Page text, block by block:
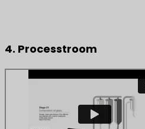
4. Processtroom